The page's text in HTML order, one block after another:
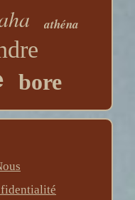
athéna
bore